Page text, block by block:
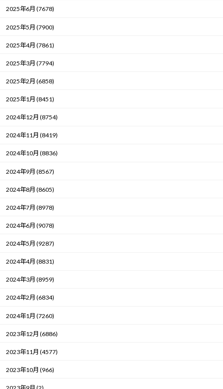
2025年6月 (7678)
2025年5月 (7900)
2025年4月 (7861)
2025年3月 (7794)
2025年2月 (6858)
2025年1月 (8451)
2024年12月 (8754)
2024年11月 (8419)
2024年10月 (8836)
2024年9月 (8567)
2024年8月 (8605)
2024年7月 (8978)
2024年6月 (9078)
2024年5月 (9287)
2024年4月 (8831)
2024年3月 (8959)
2024年2月 (6834)
2024年1月 (7260)
2023年12月 (6886)
2023年11月 (4577)
2023年10月 (966)